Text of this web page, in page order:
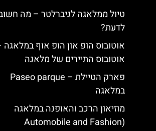
טיול ממלאגה לגיברלטר – מה
לדעת?
אוטובוס הופ און הופ אוף במלאגה
אוטובוס התיירים של מלאגה
פארק הטיילת – Paseo parque
במלאגה
מוזיאון הרכב והאופנה במלאגה
(Automobile and Fashion